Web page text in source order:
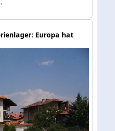
Europa hat